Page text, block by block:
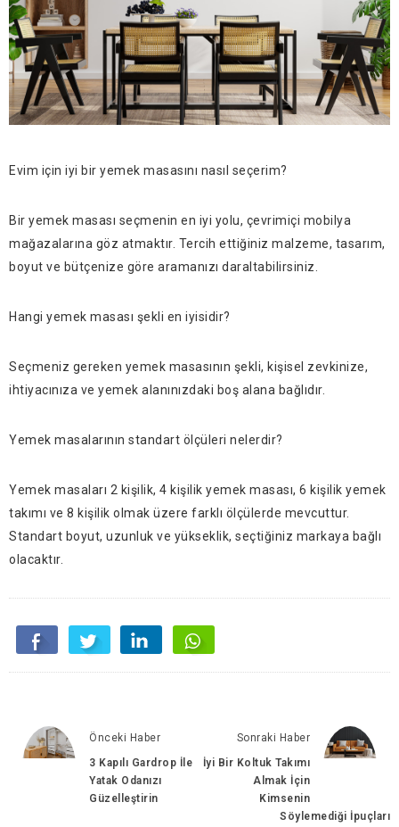
Evim için iyi bir yemek masasını nasıl seçerim?
Bir yemek masası seçmenin en iyi yolu, çevrimiçi mobilya
mağazalarına göz atmaktır. Tercih ettiğiniz malzeme, tasarım,
boyut ve bütçenize göre aramanızı daraltabilirsiniz.
Hangi yemek masası şekli en iyisidir?
Seçmeniz gereken yemek masasının şekli, kişisel zevkinize,
ihtiyacınıza ve yemek alanınızdaki boş alana bağlıdır.
Yemek masalarının standart ölçüleri nelerdir?
Yemek masaları 2 kişilik, 4 kişilik yemek masası, 6 kişilik yemek
takımı ve 8 kişilik olmak üzere farklı ölçülerde mevcuttur.
Standart boyut, uzunluk ve yükseklik, seçtiğiniz markaya bağlı
olacaktır.
Önceki Haber
3 Kapılı Gardrop İle
Yatak Odanızı
Güzelleştirin
Sonraki Haber
İyi Bir Koltuk Takımı
Almak İçin
Kimsenin
Söylemediği İpuçları